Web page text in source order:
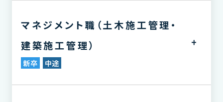
マネジメント職（土木施工管理・
建築施工管理）
新卒 中途